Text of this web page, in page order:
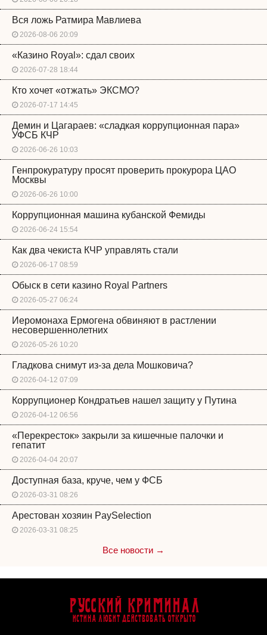
Вся ложь Ратмира Мавлиева
2026-08-06 20:09
«Казино Royal»: сдал своих
2026-07-28 18:44
Кто хочет «отжать» ЭКСМО?
2026-07-17 14:45
Демин и Цагараев: «сладкая коррупционная пара»
УФСБ КЧР
2026-06-26 10:03
Генпрокуратуру просят проверить прокурора ЦАО
Москвы
2026-06-26 10:00
Коррупционная машина кубанской Фемиды
2026-06-24 15:54
Как два чекиста КЧР управлять стали
2026-06-17 08:59
Обыск в сети казино Royal Partners
2026-05-27 06:24
Иеромонаха Ермогена обвиняют в растлении
несовершеннолетних
2026-05-26 10:20
Гладкова снимут из-за дела Мошковича?
2026-04-12 07:09
Коррупционер Кондратьев нашел защиту у Путина
2026-04-12 06:56
«Перекресток» закрыли за кишечные палочки и
гепатит
2026-04-04 20:07
Доступная база, круче, чем у ФСБ
2026-03-31 08:26
Арестован хозяин PaySelection
2026-03-31 08:25
Все новости →
Русский Криминал
Истина любит действовать открыто